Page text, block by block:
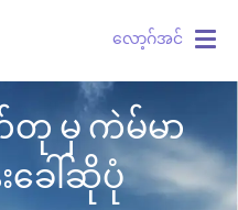
လော့ဂ်အင်
တု မှ ကဲမ်မာ
ခေါ်ဆိုပုံ